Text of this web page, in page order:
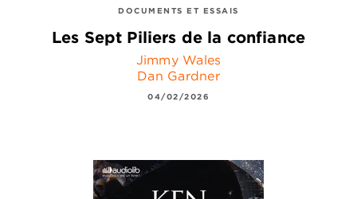
DOCUMENTS ET ESSAIS
Les Sept Piliers de la confiance
Jimmy Wales
Dan Gardner
04/02/2026